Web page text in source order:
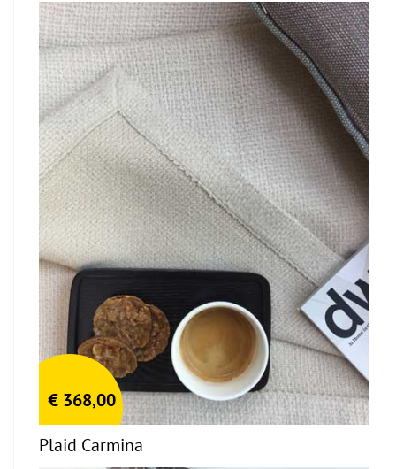
€ 368,00
Plaid Carmina